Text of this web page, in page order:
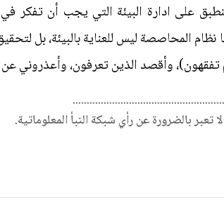
على ادارة البيئة التي يجب أن تفكر
نظام المحاصصة ليس للعناية بالبيئة، بل
تفقهون)، وأقصد الذين تعرفون، وأعذروني
تعبر بالضرورة عن رأي شبكة النبأ المعلوماتية.